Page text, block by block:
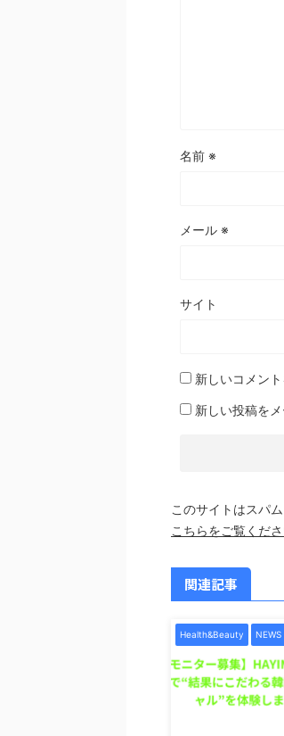
名前 ※
メール ※
サイト
新しいコメン
新しい投稿を
このサイトはスパ
こちらをご覧くだ
関連記事
Health&Beauty NEWS